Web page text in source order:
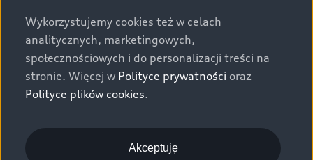
Wykorzystujemy cookies też w celach
analitycznych, marketingowych,
społecznościowych i do personalizacji treści na
stronie. Więcej w Polityce prywatności oraz
Polityce plików cookies.
Akceptuję
Wszystkie produkowane obecnie samochody marki Audi
są wykonywane z materiałów spełniających pod
względem możliwości odzysku i recyklingu wymagania
określone w normie ISO 22628 i są zgodne z
europejskimi świadectwami homologacji wydanymi wg
o.o. podlega obowiązkowi zapewnienia wszystkim
użytkownikom samochodów marki Volkswagen sieci